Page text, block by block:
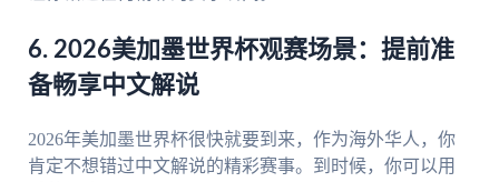
6. 2026美加墨世界杯观赛场景：提前准
备畅享中文解说
2026年美加墨世界杯很快就要到来，作为海外华人，你
肯定不想错过中文解说的精彩赛事。到时候，你可以用